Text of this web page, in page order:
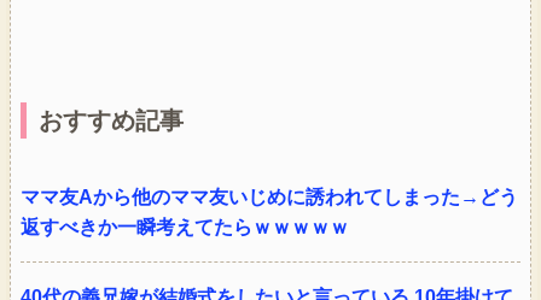
おすすめ記事
ママ友Aから他のママ友いじめに誘われてしまった→どう
返すべきか一瞬考えてたらｗｗｗｗｗ